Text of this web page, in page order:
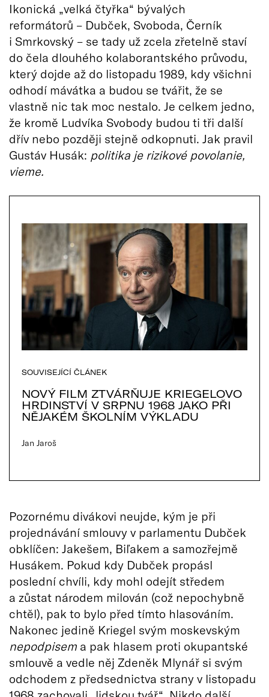
Ikonická „velká čtyřka“ bývalých
reformátorů – Dubček, Svoboda, Černík
i Smrkovský – se tady už zcela zřetelně staví
do čela dlouhého kolaborantského průvodu,
který dojde až do listopadu 1989, kdy všichni
odhodí mávátka a budou se tvářit, že se
vlastně nic tak moc nestalo. Je celkem jedno,
že kromě Ludvíka Svobody budou ti tři další
dřív nebo později stejně odkopnuti. Jak pravil
Gustáv Husák: politika je rizikové povolanie,
vieme.
SOUVISEJÍCÍ ČLÁNEK
NOVÝ FILM ZTVÁRŇUJE KRIEGELOVO
HRDINSTVÍ V SRPNU 1968 JAKO PŘI
NĚJAKÉM ŠKOLNÍM VÝKLADU
Jan Jaroš
Pozornému divákovi neujde, kým je při
projednávání smlouvy v parlamentu Dubček
obklíčen: Jakešem, Biľakem a samozřejmě
Husákem. Pokud kdy Dubček propásl
poslední chvíli, kdy mohl odejít středem
a zůstat národem milován (což nepochybně
chtěl), pak to bylo před tímto hlasováním.
Nakonec jedině Kriegel svým moskevským
nepodpisem a pak hlasem proti okupantské
smlouvě a vedle něj Zdeněk Mlynář si svým
odchodem z předsednictva strany v listopadu